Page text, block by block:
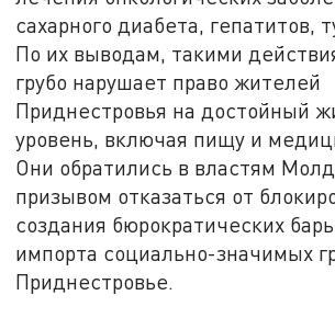
сахарного диабета, гепатитов,
По их выводам, такими
грубо нарушает право жителей
Приднестровья на достойный
уровень, включая пищу и
Они обратились в властям
призывом отказаться от
создания бюрократических
импорта социально-значимых
Приднестровье.